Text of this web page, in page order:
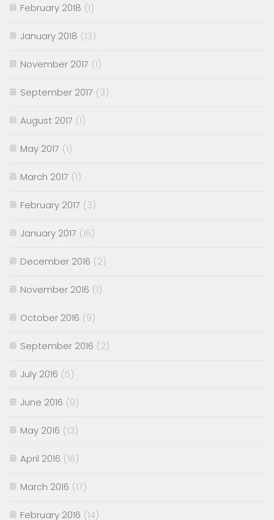
February 2018 (1)
January 2018 (13)
November 2017 (1)
September 2017 (3)
August 2017 (1)
May 2017 (1)
March 2017 (1)
February 2017 (3)
January 2017 (16)
December 2016 (2)
November 2016 (1)
October 2016 (9)
September 2016 (2)
July 2016 (5)
June 2016 (9)
May 2016 (13)
April 2016 (16)
March 2016 (17)
February 2016 (14)